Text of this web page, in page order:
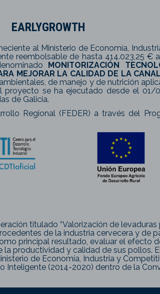
EARLYGROWTH
al Ministerio de Economía,
reembolsable de hasta 414.023,25 € a
MONITORIZACIÓN
MEJORAR LA CALIDAD DE LA
de manejo y de nutrición
se ha ejecutado desde el
de Galicia.
Regional (FEDER) a través del
titulado “Valorización de levaduras
de la industria cervecera y de
principal resultado, evaluar el efecto
productividad y calidad de sus pollos.
de Economía, Industria y
Inteligente (2014-2020) dentro de la